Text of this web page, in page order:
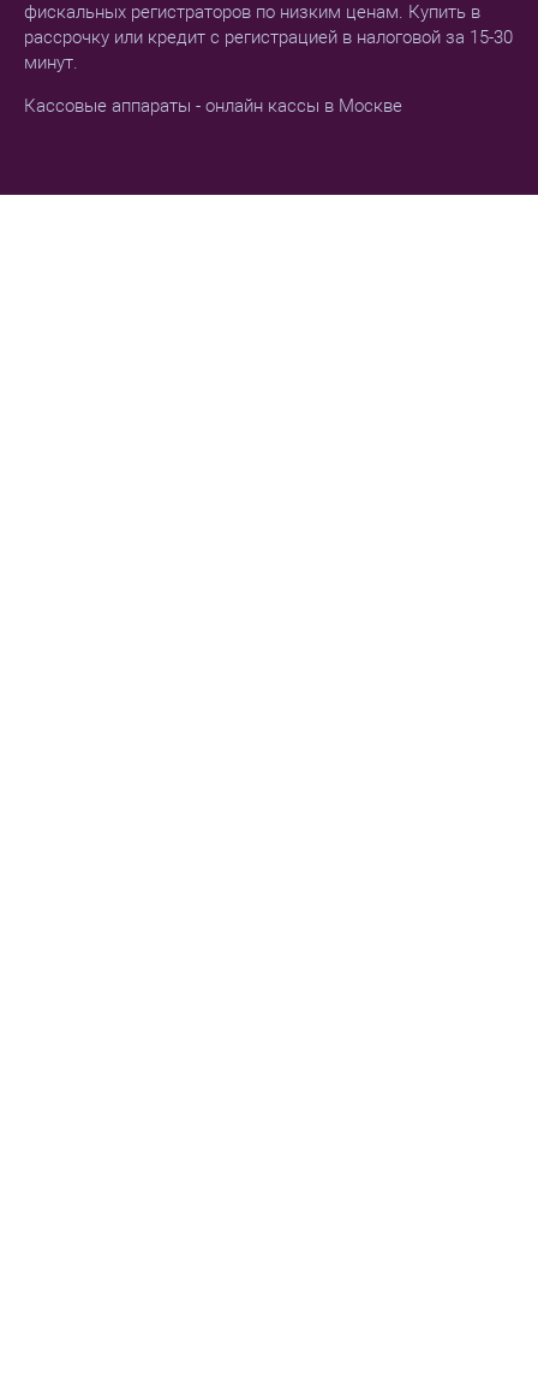
фискальных регистраторов по низким ценам. Купить в
рассрочку или кредит с регистрацией в налоговой за 15-30
минут.
Кассовые аппараты - онлайн кассы в Москве